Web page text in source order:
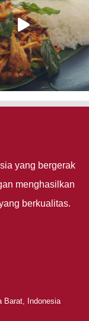
yang bergerak
menghasilkan
berkualitas.
Barat, Indonesia